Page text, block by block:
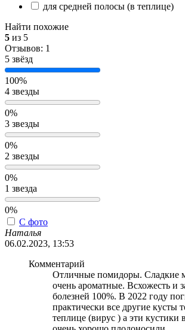
для средней полосы (в теплице)
Найти похожие
5 из 5
Отзывов: 1
5 звёзд
100%
4 звезды
0%
3 звезды
0%
2 звезды
0%
1 звезда
0%
С фото
Наталья
06.02.2023, 13:53
Комментарий
Отличные помидоры. Сладкие
очень ароматные. Всхожесть и
болезней 100%. В 2022 году
практически все другие кусты
теплице (вирус ) а эти